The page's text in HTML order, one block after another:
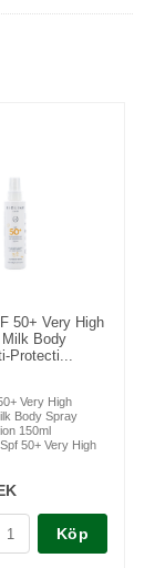
50+ Very High
Body
Protecti...
Very High
Body Spray
150ml
50+ Very High
Köp